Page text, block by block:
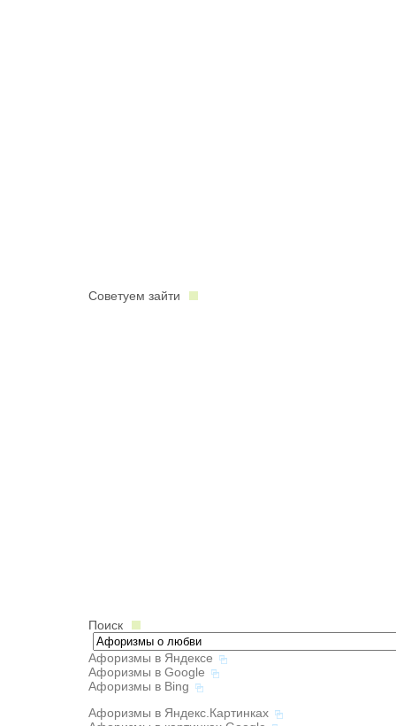
Советуем зайти
Поиск
Афоризмы в Яндексе
Афоризмы в Google
Афоризмы в Bing
Афоризмы в Яндекс.Картинках